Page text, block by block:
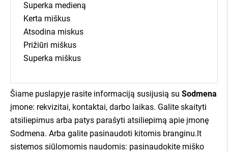
Superka medieną
Kerta miškus
Atsodina miskus
Prižiūri miškus
Superka miškus
Šiame puslapyje rasite informaciją susijusią su Sodmena
įmone: rekvizitai, kontaktai, darbo laikas. Galite skaityti
atsiliepimus arba patys parašyti atsiliepimą apie įmonę
Sodmena. Arba galite pasinaudoti kitomis branginu.lt
sistemos siūlomomis naudomis: pasinaudokite miško